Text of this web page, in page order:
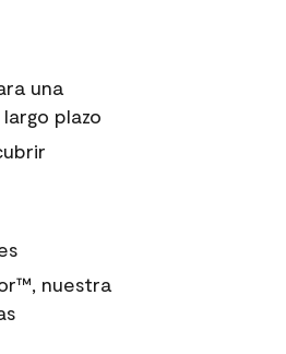
una
plazo
nuestra